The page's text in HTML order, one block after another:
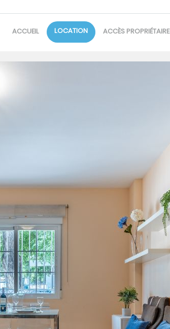
ACCUEIL LOCATION ACCÈS PROPRIÉTAIRE